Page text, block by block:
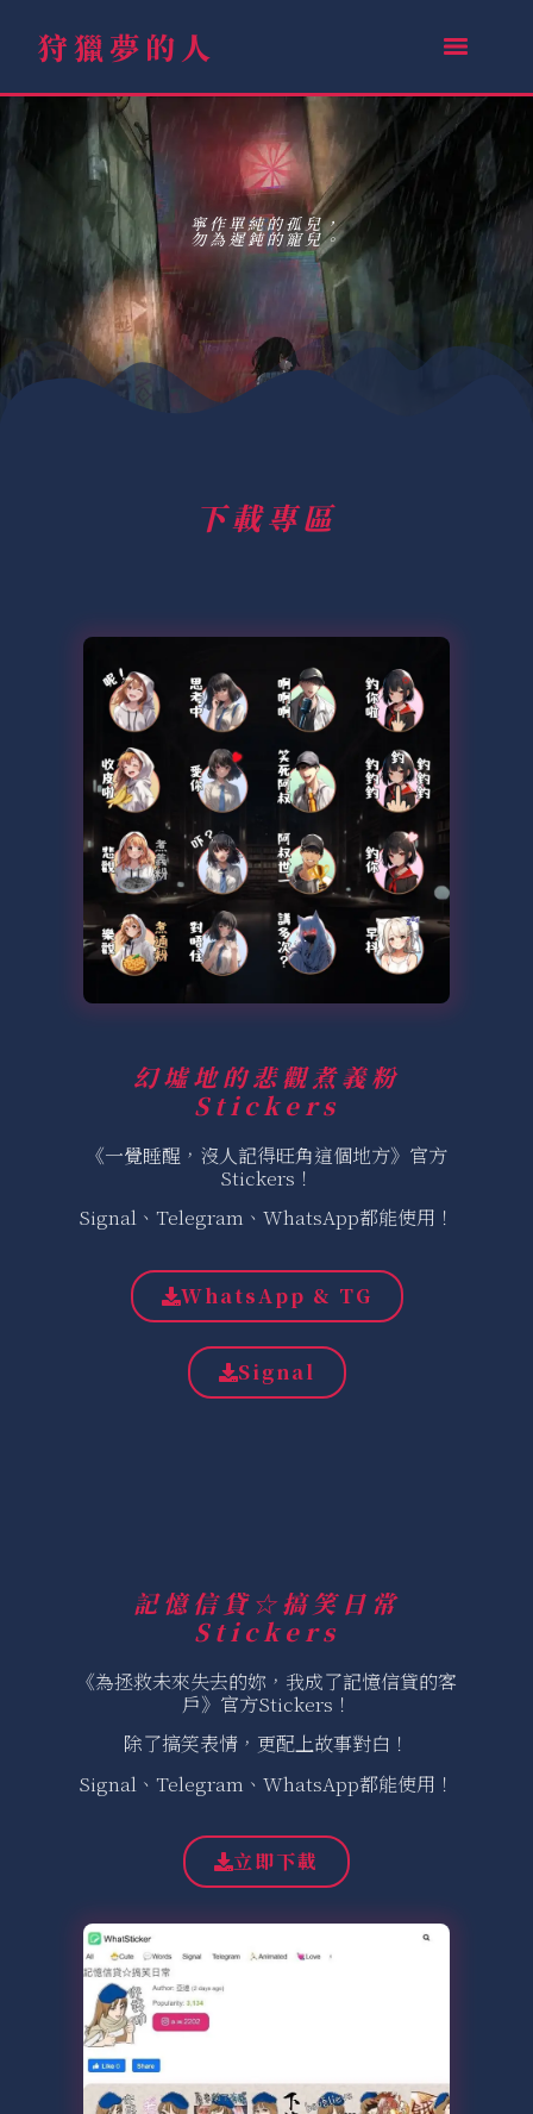
狩獵夢的人
寧作單純的孤兒，
勿為遲鈍的寵兒。
下載專區
幻墟地的悲觀煮義粉
Stickers
《一覺睡醒，沒人記得旺角這個地方》官方
Stickers！
Signal、Telegram、WhatsApp都能使用！
WhatsApp & TG
Signal
記憶信貸☆搞笑日常
Stickers
《為拯救未來失去的妳，我成了記憶信貸的客
戶》官方Stickers！
除了搞笑表情，更配上故事對白！
Signal、Telegram、WhatsApp都能使用！
立即下載